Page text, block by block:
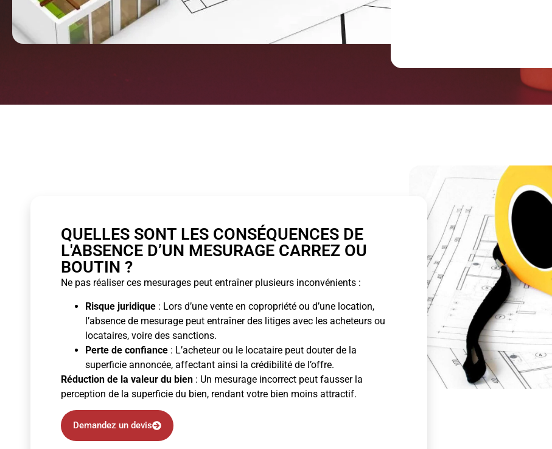
QUELLES SONT LES CONSÉQUENCES DE
L'ABSENCE D’UN MESURAGE CARREZ OU
BOUTIN ?
Ne pas réaliser ces mesurages peut entraîner plusieurs inconvénients :
Risque juridique : Lors d’une vente en copropriété ou d’une location,
l’absence de mesurage peut entraîner des litiges avec les acheteurs ou
locataires, voire des sanctions.
Perte de confiance : L’acheteur ou le locataire peut douter de la
superficie annoncée, affectant ainsi la crédibilité de l’offre.
Réduction de la valeur du bien : Un mesurage incorrect peut fausser la
perception de la superficie du bien, rendant votre bien moins attractif.
Demandez un devis